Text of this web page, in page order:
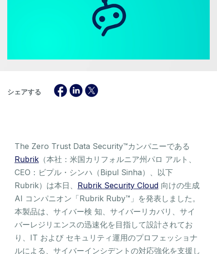
シェアする
The Zero Trust Data Security™カンパニーである
Rubrik （本社：米国カリフォルニア州パロ アルト、
CEO：ビプル・シンハ（Bipul Sinha）、以下
Rubrik）は本日、 Rubrik Security Cloud 向けの生成
AI コンパニオン「Rubrik Ruby™」を発表しました。
本製品は、サイバー検 知、サイバーリカバリ、サイ
バーレジリエンスの迅速化を目指して設計されてお
り、IT および セキュリティ運用のプロフェッショナ
ルによる、サイバーインシデントの対応強化を支援し